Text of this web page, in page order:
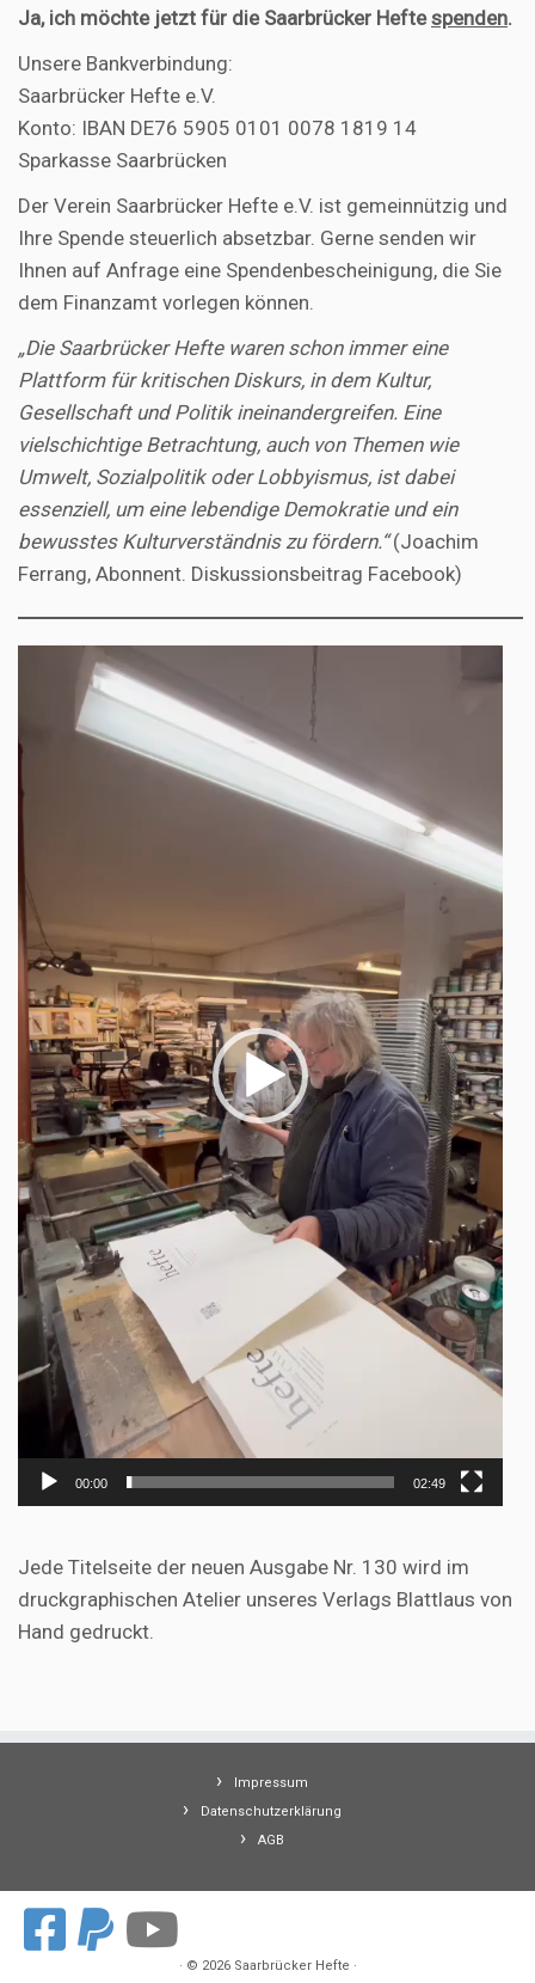
Ja, ich möchte jetzt für die Saarbrücker Heftespenden.
Unsere Bankverbindung:
Saarbrücker Hefte e.V.
Konto: IBAN DE76 5905 0101 0078 1819 14
Sparkasse Saarbrücken
Der Verein Saarbrücker Hefte e.V. ist gemeinnützig und
Ihre Spende steuerlich absetzbar. Gerne senden wir
Ihnen auf Anfrage eine Spendenbescheinigung, die Sie
dem Finanzamt vorlegen können.
„Die Saarbrücker Hefte waren schon immer eine
Plattform für kritischen Diskurs, in dem Kultur,
Gesellschaft und Politik ineinandergreifen. Eine
vielschichtige Betrachtung, auch von Themen wie
Umwelt, Sozialpolitik oder Lobbyismus, ist dabei
essenziell, um eine lebendige Demokratie und ein
bewusstes Kulturverständnis zu fördern.“(Joachim
Ferrang, Abonnent. Diskussionsbeitrag Facebook)
00:00 02:49
Jede Titelseite der neuen Ausgabe Nr. 130 wird im
druckgraphischen Atelier unseres Verlags Blattlaus von
Hand gedruckt.
Impressum
Datenschutzerklärung
AGB
· © 2026 Saarbrücker Hefte ·